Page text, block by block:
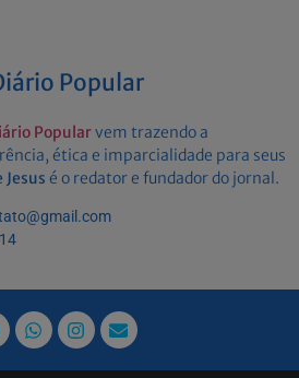
Popular
Popularvem trazendo a
ética e imparcialidade para seus
é o redator e fundador do jornal.